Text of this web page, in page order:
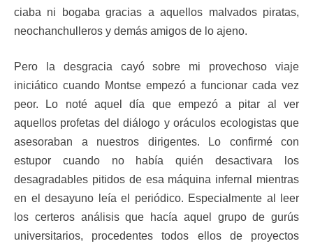
ciaba ni bogaba gracias a aquellos malvados piratas,
neochanchulleros y demás amigos de lo ajeno.
Pero la desgracia cayó sobre mi provechoso viaje
iniciático cuando Montse empezó a funcionar cada vez
peor. Lo noté aquel día que empezó a pitar al ver
aquellos profetas del diálogo y oráculos ecologistas que
asesoraban a nuestros dirigentes. Lo confirmé con
estupor cuando no había quién desactivara los
desagradables pitidos de esa máquina infernal mientras
en el desayuno leía el periódico. Especialmente al leer
los certeros análisis que hacía aquel grupo de gurús
universitarios, procedentes todos ellos de proyectos